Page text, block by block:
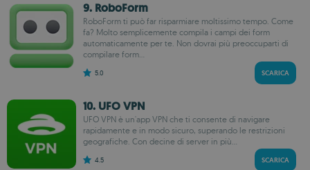
9. RoboForm
RoboForm ti può far risparmiare moltissimo tempo. Come
fa? Molto semplicemente compila i campi dei form
automaticamente per te. Non dovrai più preoccuparti di
compilare form...
5.0 SCARICA
10. UFO VPN
UFO VPN è un'app VPN che ti consente di navigare
rapidamente e in modo sicuro, superando le restrizioni
geografiche. Con decine di server in più...
4.5 SCARICA